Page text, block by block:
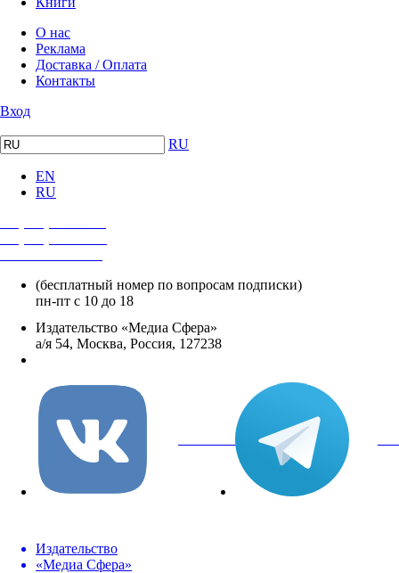
О нас
Реклама
Доставка / Оплата
Контакты
Вход
RU
EN
RU
(бесплатный номер по вопросам подписки)
пн-пт с 10 до 18
Издательство «Медиа Сфера»
а/я 54, Москва, Россия, 127238
вКонтакте
Издательство
«Медиа Сфера»